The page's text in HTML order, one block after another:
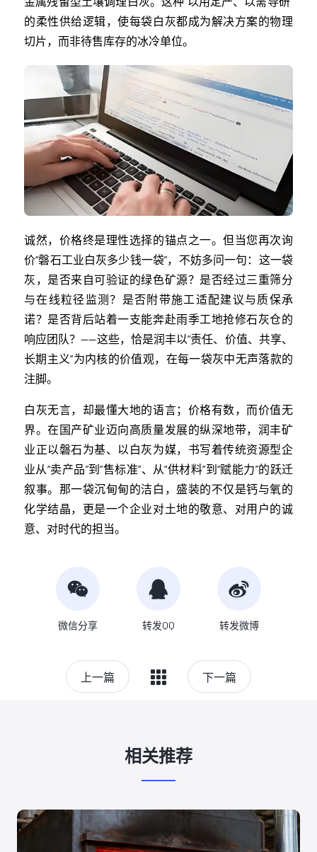
的柔性供给逻辑，使每袋白灰都成为解决方案的物理
切片，而非待售库存的冰冷单位。
诚然，价格终是理性选择的锚点之一。但当您再次询
价“磐石工业白灰多少钱一袋”，不妨多问一句：这一袋
灰，是否来自可验证的绿色矿源？是否经过三重筛分
与在线粒径监测？是否附带施工适配建议与质保承
诺？是否背后站着一支能奔赴雨季工地抢修石灰仓的
响应团队？——这些，恰是润丰以“责任、价值、共享、
长期主义”为内核的价值观，在每一袋灰中无声落款的
注脚。
白灰无言，却最懂大地的语言；价格有数，而价值无
界。在国产矿业迈向高质量发展的纵深地带，润丰矿
业正以磐石为基、以白灰为媒，书写着传统资源型企
业从“卖产品”到“售标准”、从“供材料”到“赋能力”的跃迁
叙事。那一袋沉甸甸的洁白，盛装的不仅是钙与氧的
化学结晶，更是一个企业对土地的敬意、对用户的诚
意、对时代的担当。
微信分享 转发QQ 转发微博
上一篇 下一篇
相关推荐